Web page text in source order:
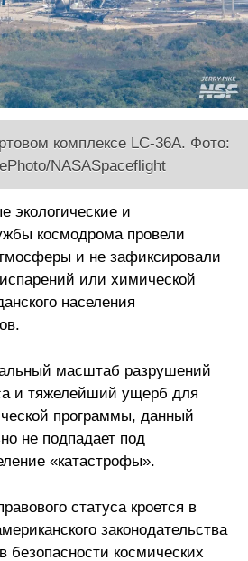
комплексе LC-36A. Фото:
NASASpaceflight
экологические и
космодрома провели
и не зафиксировали
или химической
населения
масштаб разрушений
и тяжелейший ущерб для
программы, данный
не подпадает под
«катастрофы».
статуса кроется в
законодательства
безопасности космических